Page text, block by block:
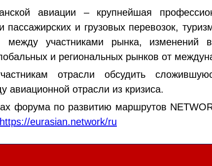
авиации – крупнейшая
и грузовых перевозок,
между участниками рынка, изменений
и региональных рынков от
отрасли обсудить
отрасли из кризиса.
форума по развитию маршрутов
https://eurasian.network/ru